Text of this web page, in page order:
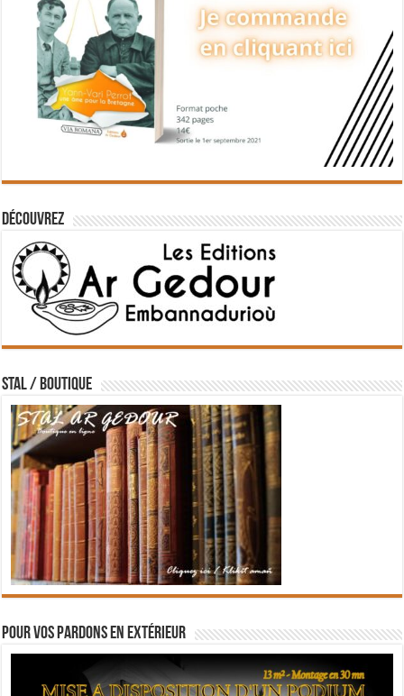
Découvrez
STAL / BOUTIQUE
Pour vos pardons en extérieur